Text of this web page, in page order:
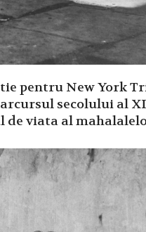
pentru New York
secolului al
de viata al